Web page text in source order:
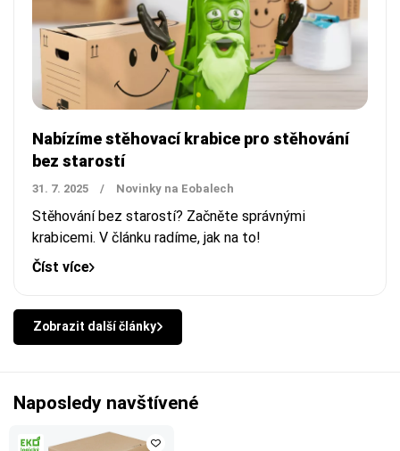
Nabízíme stěhovací krabice pro stěhování
bez starostí
31. 7. 2025 / Novinky na Eobalech
Stěhování bez starostí? Začněte správnými
krabicemi. V článku radíme, jak na to!
Číst více
Zobrazit další články
Naposledy navštívené